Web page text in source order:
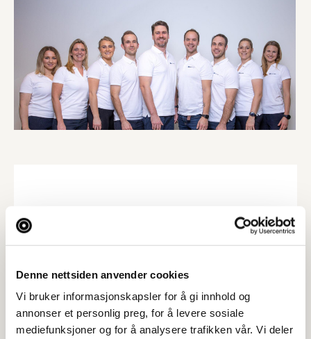
Denne nettsiden anvender cookies
Vi bruker informasjonskapsler for å gi innhold og
annonser et personlig preg, for å levere sosiale
mediefunksjoner og for å analysere trafikken vår. Vi deler